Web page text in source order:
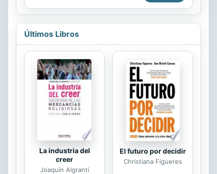
construye una embarcación es para
ir a algún lado, para navegar y, tal
vez, descubrir que en nuestros
sueños se hallan las piezas faltantes
del rompecabezas de la vida.
Últimos Libros
La industria del
creer
Joaquín Algranti
El futuro por decidir
Christiana Figueres